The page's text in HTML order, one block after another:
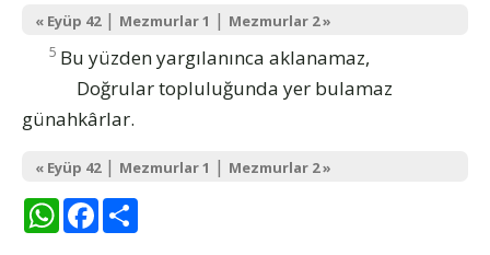
« Eyüp 42| Mezmurlar 1 | Mezmurlar 2 »
5 Bu yüzden yargılanınca aklanamaz,
Doğrular topluluğunda yer bulamaz
günahkârlar.
« Eyüp 42| Mezmurlar 1 | Mezmurlar 2 »
WhatsAppFacebook